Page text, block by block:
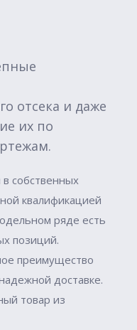
отсека и даже
их по
собственных
квалификацией
ряде есть
позиций.
преимущество
доставке.
товар из